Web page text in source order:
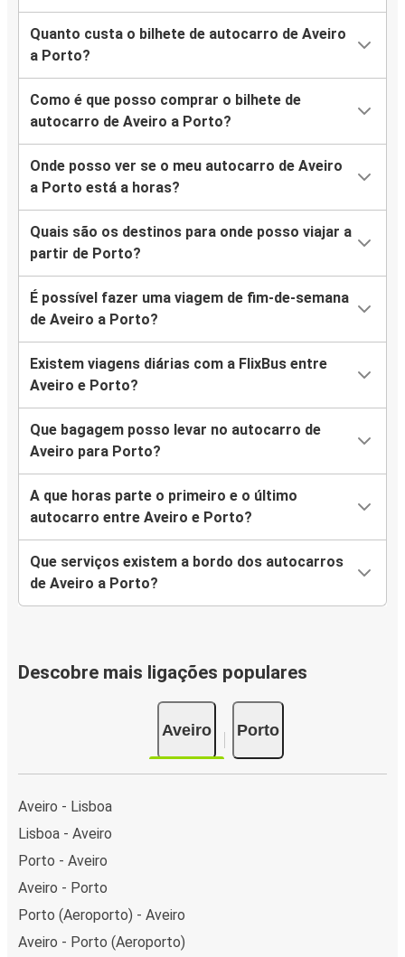
Quanto custa o bilhete de autocarro de Aveiro
a Porto?
Como é que posso comprar o bilhete de
autocarro de Aveiro a Porto?
Onde posso ver se o meu autocarro de Aveiro
a Porto está a horas?
Quais são os destinos para onde posso viajar a
partir de Porto?
É possível fazer uma viagem de fim-de-semana
de Aveiro a Porto?
Existem viagens diárias com a FlixBus entre
Aveiro e Porto?
Que bagagem posso levar no autocarro de
Aveiro para Porto?
A que horas parte o primeiro e o último
autocarro entre Aveiro e Porto?
Que serviços existem a bordo dos autocarros
de Aveiro a Porto?
Descobre mais ligações populares
Aveiro Porto
Aveiro - Lisboa
Lisboa - Aveiro
Porto - Aveiro
Aveiro - Porto
Porto (Aeroporto) - Aveiro
Aveiro - Porto (Aeroporto)